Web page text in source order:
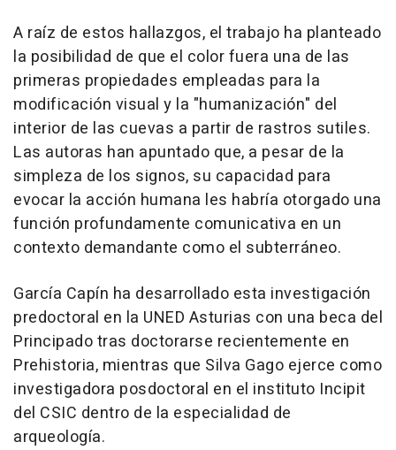
A raíz de estos hallazgos, el trabajo ha planteado
la posibilidad de que el color fuera una de las
primeras propiedades empleadas para la
modificación visual y la "humanización" del
interior de las cuevas a partir de rastros sutiles.
Las autoras han apuntado que, a pesar de la
simpleza de los signos, su capacidad para
evocar la acción humana les habría otorgado una
función profundamente comunicativa en un
contexto demandante como el subterráneo.
García Capín ha desarrollado esta investigación
predoctoral en la UNED Asturias con una beca del
Principado tras doctorarse recientemente en
Prehistoria, mientras que Silva Gago ejerce como
investigadora posdoctoral en el instituto Incipit
del CSIC dentro de la especialidad de
arqueología.